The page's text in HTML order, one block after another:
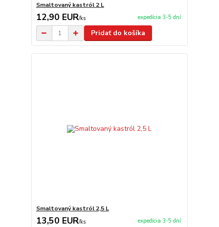
Smaltovaný kastról 2 L
12,90 EUR/ks expedícia 3-5 dní
Pridať do košíka
Smaltovaný kastról 2,5 L
13,50 EUR/ks expedícia 3-5 dní